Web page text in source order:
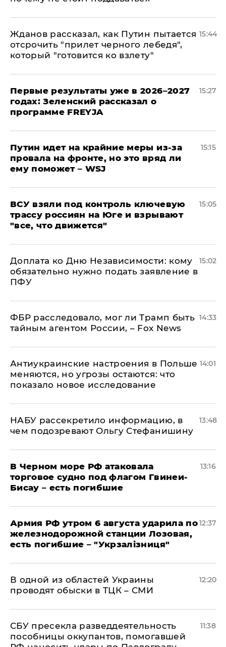
Жданов рассказал, как Путин пытается
отсрочить "прилет черного лебедя",
который "готовится ко взлету"
15:44
Первые результаты уже в 2026–2027
годах: Зеленский рассказал о
программе FREYJA
15:27
Путин идет на крайние меры из-за
провала на фронте, но это вряд ли
ему поможет – WSJ
15:15
ВСУ взяли под контроль ключевую
трассу россиян на Юге и взрывают
"все, что движется"
15:05
Доплата ко Дню Независимости: кому
обязательно нужно подать заявление в
ПФУ
15:02
ФБР расследовало, мог ли Трамп быть
тайным агентом России, – Fox News
14:33
Антиукраинские настроения в Польше
меняются, но угрозы остаются: что
показало новое исследование
14:01
НАБУ рассекретило информацию, в
чем подозревают Ольгу Стефанишину
13:48
В Черном море РФ атаковала
торговое судно под флагом Гвинеи-
Бисау – есть погибшие
13:16
Армия РФ утром 6 августа ударила по
железнодорожной станции Лозовая,
есть погибшие – "Укрзалізниця"
12:37
В одной из областей Украины
проводят обыски в ТЦК – СМИ
12:20
СБУ пресекла разведдеятельность
пособницы оккупантов, помогавшей
11:38